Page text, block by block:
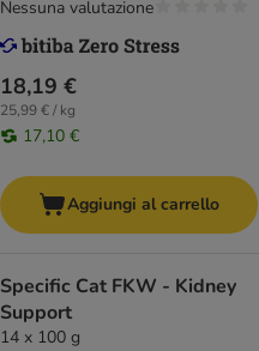
18,19 €
25,99 € / kg
17,10 €
Nessuna valutazione
Aggiungi al carrello
Specific Cat FKW - Kidney
Support
14 x 100 g